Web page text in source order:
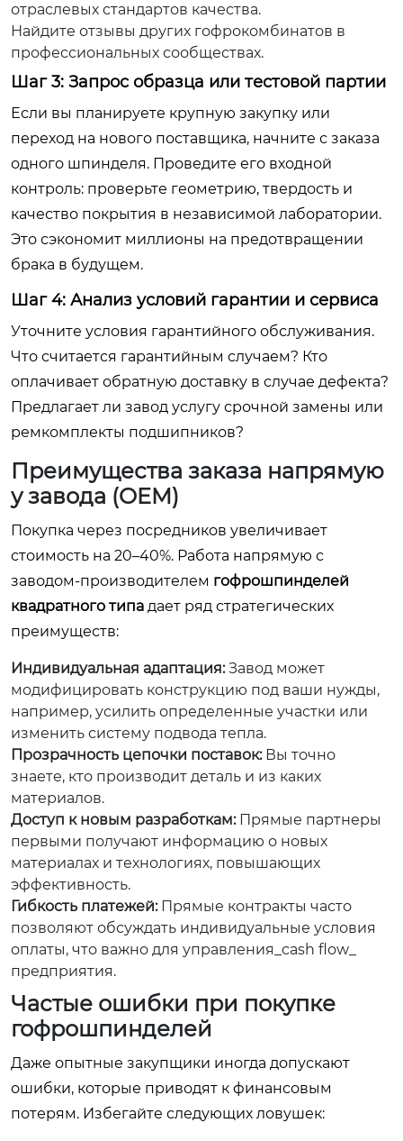
отраслевых стандартов качества.
Найдите отзывы других гофрокомбинатов в
профессиональных сообществах.
Шаг 3: Запрос образца или тестовой партии
Если вы планируете крупную закупку или
переход на нового поставщика, начните с заказа
одного шпинделя. Проведите его входной
контроль: проверьте геометрию, твердость и
качество покрытия в независимой лаборатории.
Это сэкономит миллионы на предотвращении
брака в будущем.
Шаг 4: Анализ условий гарантии и сервиса
Уточните условия гарантийного обслуживания.
Что считается гарантийным случаем? Кто
оплачивает обратную доставку в случае дефекта?
Предлагает ли завод услугу срочной замены или
ремкомплекты подшипников?
Преимущества заказа напрямую
у завода (OEM)
Покупка через посредников увеличивает
стоимость на 20–40%. Работа напрямую с
заводом-производителем гофрошпинделей
квадратного типа дает ряд стратегических
преимуществ:
Индивидуальная адаптация:Завод может
модифицировать конструкцию под ваши нужды,
например, усилить определенные участки или
изменить систему подвода тепла.
Прозрачность цепочки поставок:Вы точно
знаете, кто производит деталь и из каких
материалов.
Доступ к новым разработкам:Прямые партнеры
первыми получают информацию о новых
материалах и технологиях, повышающих
эффективность.
Гибкость платежей:Прямые контракты часто
позволяют обсуждать индивидуальные условия
оплаты, что важно для управления_cash flow_
предприятия.
Частые ошибки при покупке
гофрошпинделей
Даже опытные закупщики иногда допускают
ошибки, которые приводят к финансовым
потерям. Избегайте следующих ловушек: